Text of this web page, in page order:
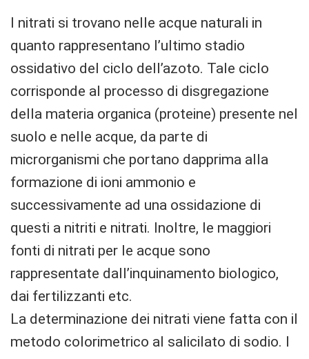
I nitrati si trovano nelle acque naturali in
quanto rappresentano l’ultimo stadio
ossidativo del ciclo dell’azoto. Tale ciclo
corrisponde al processo di disgregazione
della materia organica (proteine) presente nel
suolo e nelle acque, da parte di
microrganismi che portano dapprima alla
formazione di ioni ammonio e
successivamente ad una ossidazione di
questi a nitriti e nitrati. Inoltre, le maggiori
fonti di nitrati per le acque sono
rappresentate dall’inquinamento biologico,
dai fertilizzanti etc.
La determinazione dei nitrati viene fatta con il
metodo colorimetrico al salicilato di sodio. I